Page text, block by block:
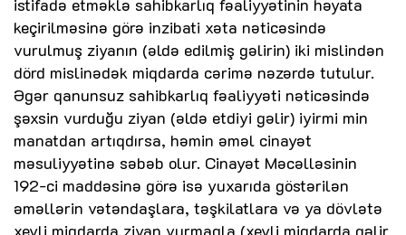
istifadə etməklə sahibkarlıq fəaliyyətinin həyata
keçirilməsinə görə inzibati xəta nəticəsində
vurulmuş ziyanın (əldə edilmiş gəlirin) iki mislindən
dörd mislinədək miqdarda cərimə nəzərdə tutulur.
Əgər qanunsuz sahibkarlıq fəaliyyəti nəticəsində
şəxsin vurduğu ziyan (əldə etdiyi gəlir) iyirmi min
manatdan artıqdırsa, həmin əməl cinayət
məsuliyyətinə səbəb olur. Cinayət Məcəlləsinin
192-ci maddəsinə görə isə yuxarıda göstərilən
əməllərin vətəndaşlara, təşkilatlara və ya dövlətə
xeyli miqdarda ziyan vurmaqla (xeyli miqdarda gəlir